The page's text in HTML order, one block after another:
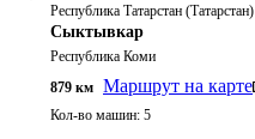
Республика Татарстан (Татарстан)
Сыктывкар
Республика Коми
879 км Маршрут на карте
Кол-во машин: 5